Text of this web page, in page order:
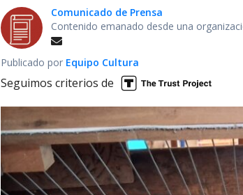
Comunicado de Prensa
Contenido emanado desde una
Publicado por Equipo Cultura
Seguimos criterios de